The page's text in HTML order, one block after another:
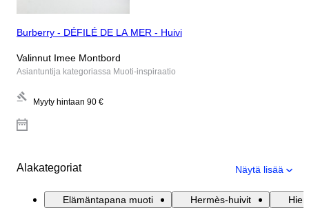
Burberry - DÉFILÉ DE LA MER - Huivi
Valinnut Imee Montbord
Asiantuntija kategoriassa Muoti-inspiraatio
Myyty hintaan 90 €
Alakategoriat Näytä lisää
Elämäntapana muoti Hermès-huivit